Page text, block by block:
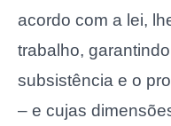
acordo com a lei,
trabalho,
subsistência e o
– e cujas